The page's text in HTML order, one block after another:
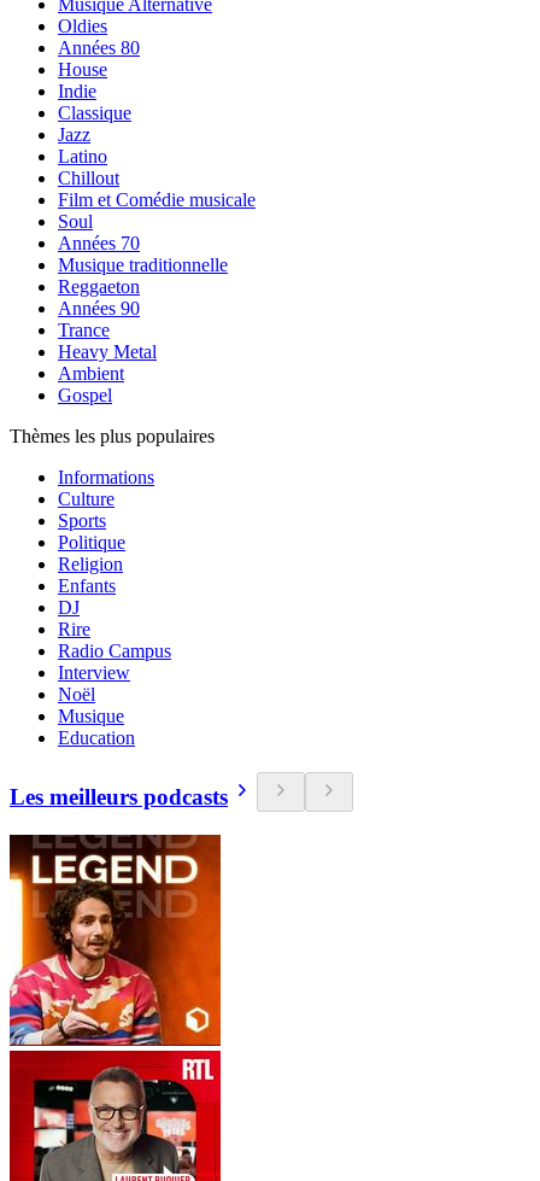
Musique Alternative
Oldies
Années 80
House
Indie
Classique
Jazz
Latino
Chillout
Film et Comédie musicale
Soul
Années 70
Musique traditionnelle
Reggaeton
Années 90
Trance
Heavy Metal
Ambient
Gospel
Thèmes les plus populaires
Informations
Culture
Sports
Politique
Religion
Enfants
DJ
Rire
Radio Campus
Interview
Noël
Musique
Education
Les meilleurs podcasts